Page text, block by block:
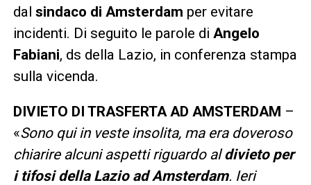
dal sindaco di Amsterdam per evitare
incidenti. Di seguito le parole di Angelo
Fabiani, ds della Lazio, in conferenza stampa
sulla vicenda.
DIVIETO DI TRASFERTA AD AMSTERDAM –
«Sono qui in veste insolita, ma era doveroso
chiarire alcuni aspetti riguardo aldivieto per
i tifosi della Lazio ad Amsterdam. Ieri